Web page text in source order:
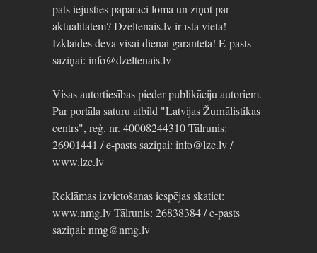
pats iejusties paparaci lomā un ziņot par
aktualitātēm? Dzeltenais.lv ir īstā vieta!
Izklaides deva visai dienai garantēta! E-pasts
saziņai: info@dzeltenais.lv
Visas autortiesības pieder publikāciju autoriem.
Par portāla saturu atbild "Latvijas Žurnālistikas
centrs", reģ. nr. 40008244310 Tālrunis:
26901441 / e-pasts saziņai: info@lzc.lv /
www.lzc.lv
Reklāmas izvietošanas iespējas skatiet:
www.nmg.lv Tālrunis: 26838384 / e-pasts
saziņai: nmg@nmg.lv